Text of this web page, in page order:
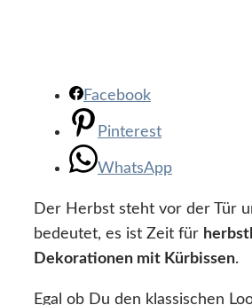
Facebook
Pinterest
WhatsApp
Der Herbst steht vor der Tür
bedeutet, es ist Zeit für
Dekorationen mit Kürbissen.
Egal ob Du den klassischen